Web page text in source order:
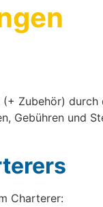
Zubehör)
Gebühren und
Charterer: